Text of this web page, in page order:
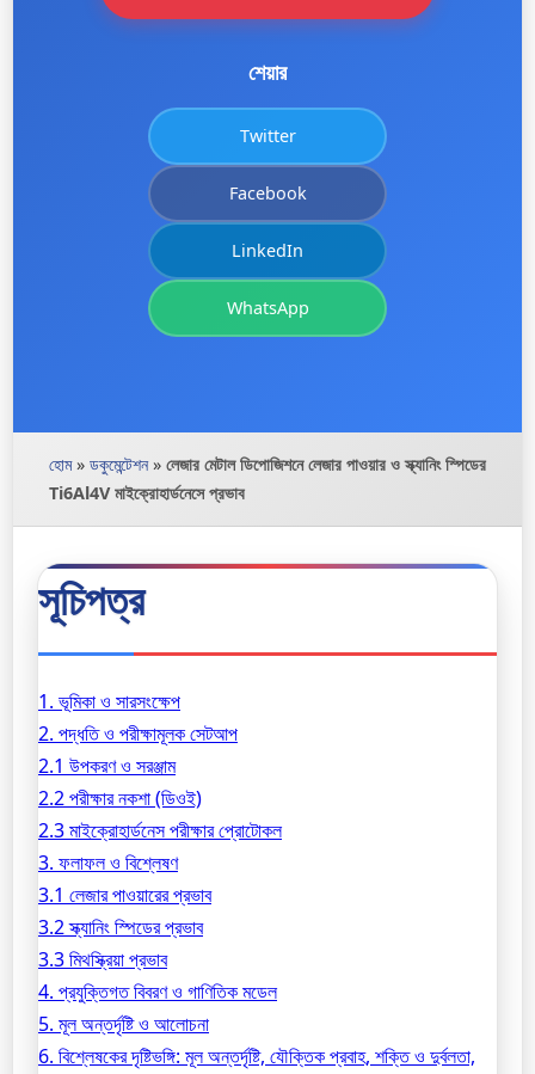
শেয়ার
Twitter
Facebook
LinkedIn
WhatsApp
হোম» ডকুমেন্টেশন» লেজার মেটাল ডিপোজিশনে লেজার পাওয়ার ও স্ক্যানিং স্পিডের
Ti6Al4V মাইক্রোহার্ডনেসে প্রভাব
সূচিপত্র
1. ভূমিকা ও সারসংক্ষেপ
2. পদ্ধতি ও পরীক্ষামূলক সেটআপ
2.1 উপকরণ ও সরঞ্জাম
2.2 পরীক্ষার নকশা (ডিওই)
2.3 মাইক্রোহার্ডনেস পরীক্ষার প্রোটোকল
3. ফলাফল ও বিশ্লেষণ
3.1 লেজার পাওয়ারের প্রভাব
3.2 স্ক্যানিং স্পিডের প্রভাব
3.3 মিথস্ক্রিয়া প্রভাব
4. প্রযুক্তিগত বিবরণ ও গাণিতিক মডেল
5. মূল অন্তর্দৃষ্টি ও আলোচনা
6. বিশ্লেষকের দৃষ্টিভঙ্গি: মূল অন্তর্দৃষ্টি, যৌক্তিক প্রবাহ, শক্তি ও দুর্বলতা,